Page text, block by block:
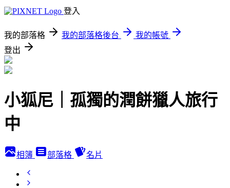
登入
我的部落格 我的部落格後台
我的帳號
登出
小狐尼｜孤獨的潤餅獵人旅行
中
相簿 部落格 名片